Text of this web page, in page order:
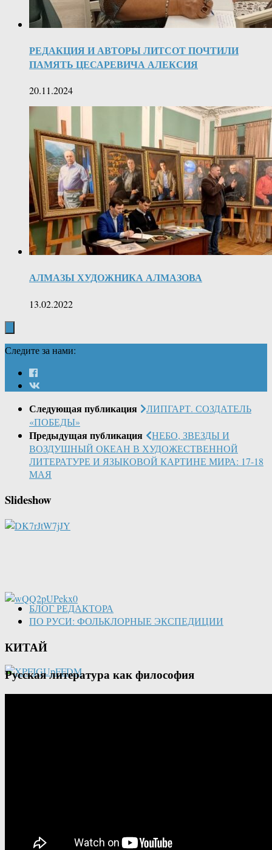
РЕДАКЦИЯ И АВТОРЫ ЛИТСОТ ПОЧТИЛИ
ПАМЯТЬ ЦЕСАРЕВИЧА АЛЕКСИЯ
20.11.2024
АЛМАЗЫ ХУДОЖНИКА АЛМАЗОВА
13.02.2022
Следите за нами:
Следующая публикация
ЛИПГАРТ. СОЗДАТЕЛЬ
«ПОБЕДЫ»
Предыдущая публикация
НЕБО, ЗВЕЗДЫ И
ВОЗДУШНЫЙ ОКЕАН В ХУДОЖЕСТВЕННОЙ
ЛИТЕРАТУРЕ И ЯЗЫКОВОЙ КАРТИНЕ МИРА: 17-18
МАЯ
Slideshow
БЛОГ РЕДАКТОРА
ПО РУСИ: ФОЛЬКЛОРНЫЕ ЭКСПЕДИЦИИ
КИТАЙ
Русская литература как философия